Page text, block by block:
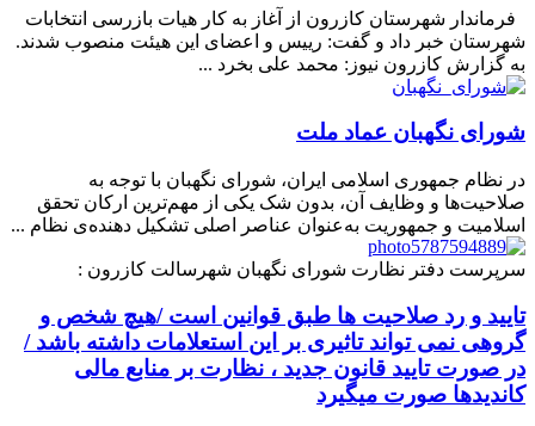
فرماندار شهرستان کازرون از آغاز به کار هیات بازرسی انتخابات
شهرستان خبر داد و گفت: رییس و اعضای این هیئت منصوب شدند.
به گزارش کازرون نیوز: محمد علی بخرد ...
شورای نگهبان عماد ملت
در نظام جمهوری اسلامی ایران، شورای نگهبان با توجه به
صلاحیت‌ها و وظایف آن، بدون شک یکی از مهم‌ترین ارکان تحقق
اسلامیت و جمهوریت به‌عنوان عناصر اصلی تشکیل ‌دهنده‌ی نظام ...
سرپرست دفتر نظارت شورای نگهبان شهرسالت کازرون :
تایید و رد صلاحیت ها طبق قوانین است /هیچ شخص و
گروهی نمی تواند تاثیری بر این استعلامات داشته باشد /
در صورت تایید قانون جدید ، نظارت بر منابع مالی
کاندیدها صورت میگیرد